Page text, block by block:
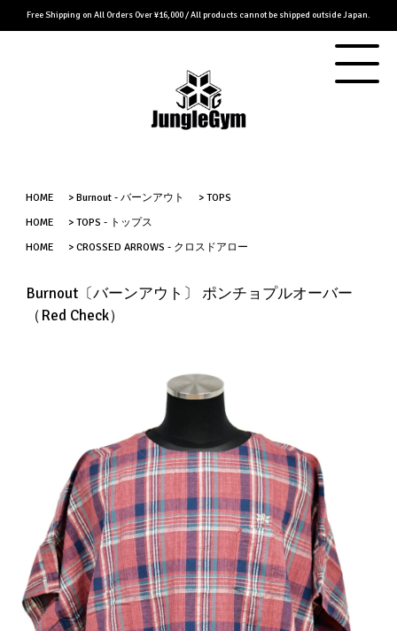
Free Shipping on All Orders Over ¥16,000 / All products cannot be shipped outside Japan.
HOME >Burnout - バーンアウト >TOPS
HOME
>TOPS - トップス
HOME
>CROSSED ARROWS - クロスドアロー
Burnout〔バーンアウト〕 ポンチョプルオーバー
（Red Check）